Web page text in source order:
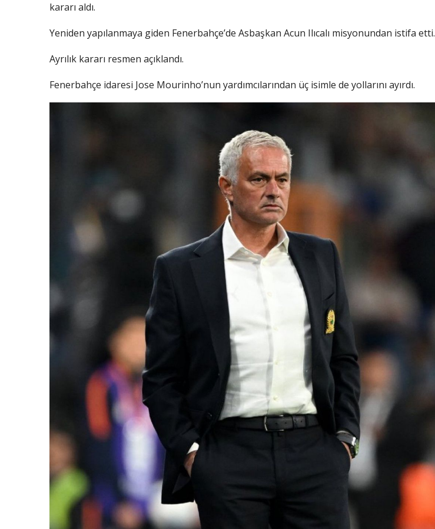
kararı aldı.
Yeniden yapılanmaya giden Fenerbahçe’de Asbaşkan Acun Ilıcalı misyonundan istifa etti.
Ayrılık kararı resmen açıklandı.
Fenerbahçe idaresi Jose Mourinho’nun yardımcılarından üç isimle de yollarını ayırdı.